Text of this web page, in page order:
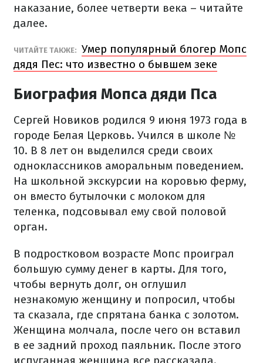
наказание, более четверти века – читайте
далее.
ЧИТАЙТЕ ТАКЖЕ: Умер популярный блогер Мопс
дядя Пес: что известно о бывшем зеке
Биография Мопса дяди Пса
Сергей Новиков родился 9 июня 1973 года в
городе Белая Церковь. Учился в школе №
10. В 8 лет он выделился среди своих
одноклассников аморальным поведением.
На школьной экскурсии на коровью ферму,
он вместо бутылочки с молоком для
теленка, подсовывал ему свой половой
орган.
В подростковом возрасте Мопс проиграл
большую сумму денег в карты. Для того,
чтобы вернуть долг, он оглушил
незнакомую женщину и попросил, чтобы
та сказала, где спрятана банка с золотом.
Женщина молчала, после чего он вставил
в ее задний проход паяльник. После этого